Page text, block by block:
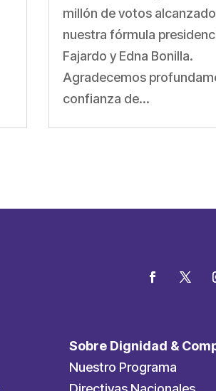
millón de votos
nuestra fórmula
Fajardo y Edna Bonilla.
Agradecemos
confianza de...
Sobre Dignidad &
Nuestro Programa